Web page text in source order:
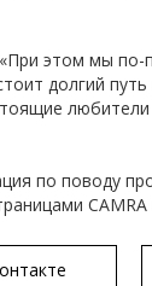
этом мы
долгий
по поводу